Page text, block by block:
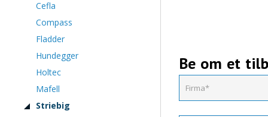
Cefla
Compass
Fladder
Hundegger
Holtec
Mafell
Striebig
Be om et